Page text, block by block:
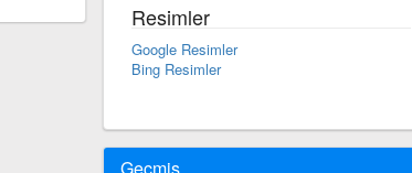
Resimler
Google Resimler
Bing Resimler
Geçmiş